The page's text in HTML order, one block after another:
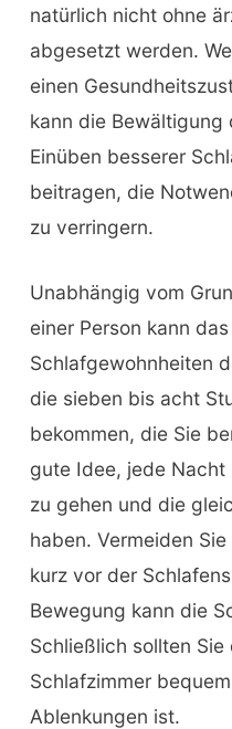
natürlich nicht ohne
abgesetzt werden.
einen
kann die
Einüben besserer
beitragen, die
zu verringern.
Unabhängig vom
einer Person kann
Schlafgewohnheiten
die sieben bis acht
bekommen, die Sie
gute Idee, jede
zu gehen und die
haben. Vermeiden
kurz vor der
Bewegung kann die
Schließlich sollten
Schlafzimmer
Ablenkungen ist.